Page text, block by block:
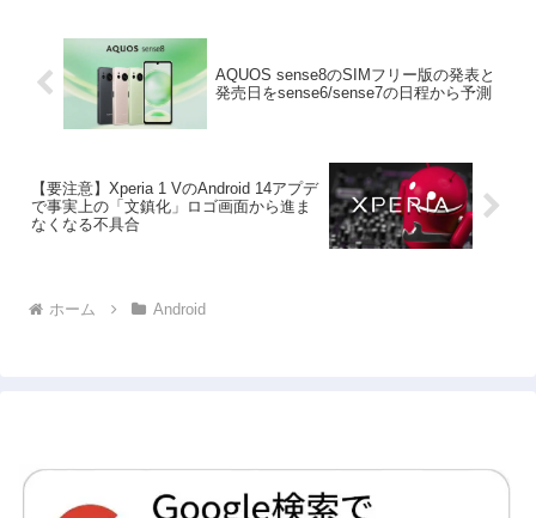
AQUOS sense8のSIMフリー版の発表と
発売日をsense6/sense7の日程から予測
【要注意】Xperia 1 VのAndroid 14アプデ
で事実上の「文鎮化」ロゴ画面から進ま
なくなる不具合
ホーム Android